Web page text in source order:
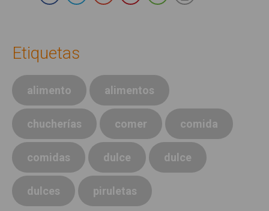
Etiquetas
alimento alimentos
chucherías comer comida
comidas dulce dulce
dulces piruletas